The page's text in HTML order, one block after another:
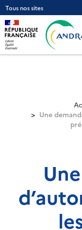
Aller
au
contenu
principal
Tous nos sites
Une